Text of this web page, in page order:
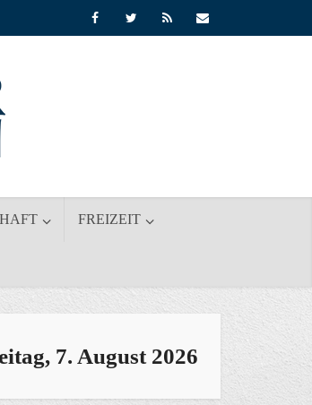
FREIZEIT
7. August 2026